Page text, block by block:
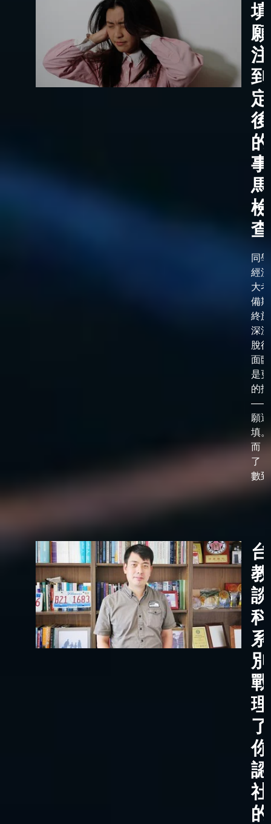
的
檢
同
經
大
備
終
深
脫
面
是
的
——
願選
填
而
了
數
科